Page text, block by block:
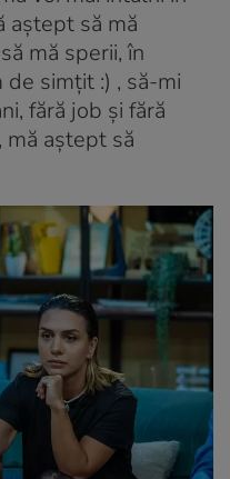
aștept să mă
mă sperii, în
simțit :) , să-mi
fără job și fără
aștept să